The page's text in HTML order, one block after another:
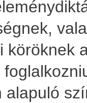
köröknek
alapuló